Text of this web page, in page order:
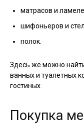
матрасов и
шифоньеров и
полок.
Здесь же можно
ванных и туалетных
гостиных.
Покупка